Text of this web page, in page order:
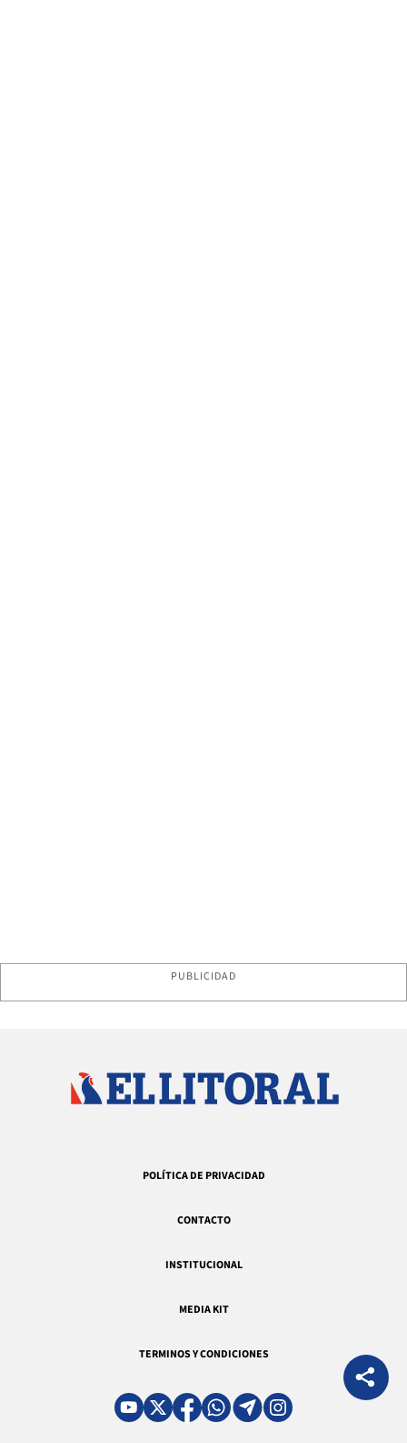
PUBLICIDAD
POLÍTICA DE PRIVACIDAD
CONTACTO
INSTITUCIONAL
MEDIA KIT
TERMINOS Y CONDICIONES